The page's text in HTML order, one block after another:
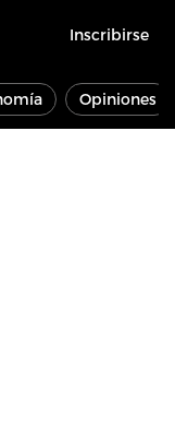
Inscribirse
Opiniones